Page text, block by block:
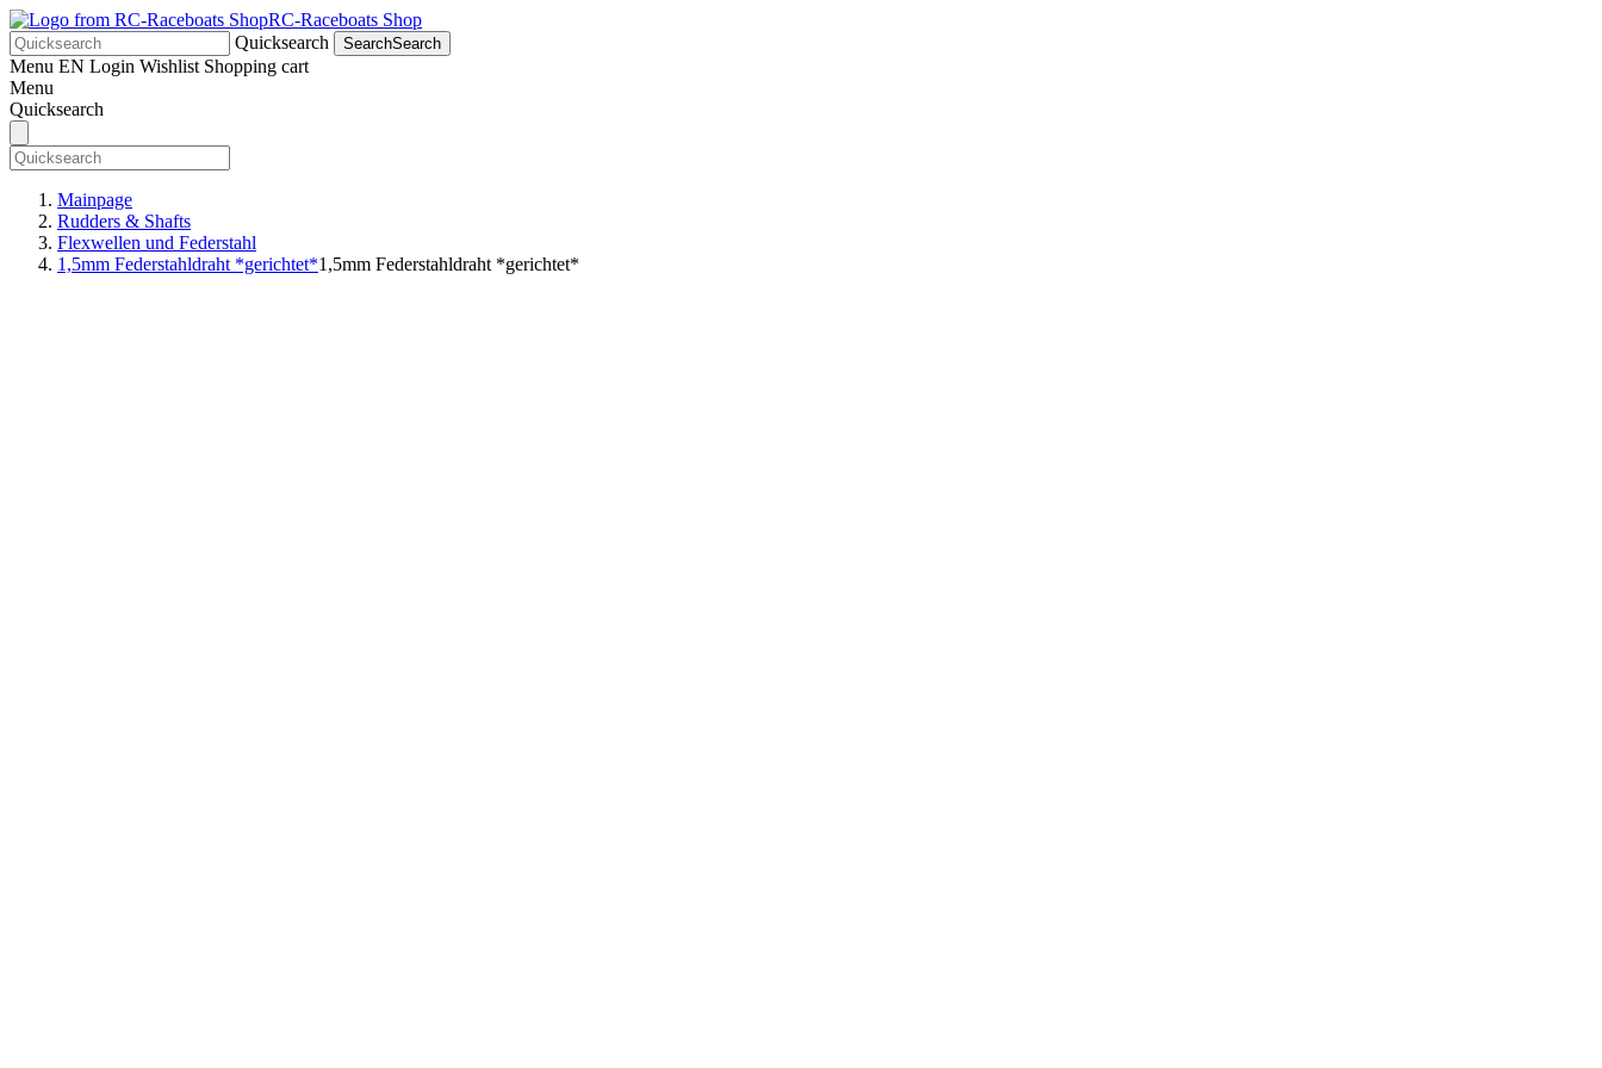
RC-Raceboats Shop
Quicksearch
SearchSearch
Menu EN Login Wishlist Shopping cart
Menu
Quicksearch
Mainpage
Rudders & Shafts
Flexwellen und Federstahl
1,5mm Federstahldraht *gerichtet*1,5mm Federstahldraht *gerichtet*